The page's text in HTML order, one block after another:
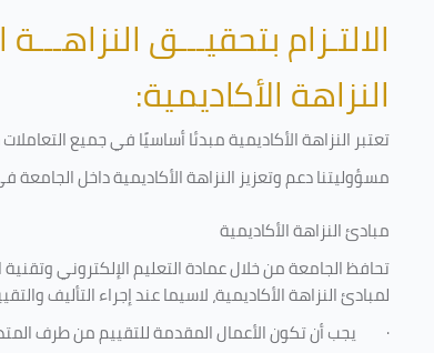
الالتـزام بتحقيـــق
النزاهة الأكاديمية:
تعتبر النزاهة الأكاديمية مبدئا أساسيًا في جميع
مسؤوليتنا دعم وتعزيز النزاهة الأكاديمية داخل
مبادئ النزاهة الأكاديمية
تحافظ الجامعة من خلال عمادة التعليم الإلكتروني
لمبادئ النزاهة الأكاديمية، لاسيما عند إجراء التأليف
· يجب أن تكون الأعمال المقدمة للتقييم من طرف